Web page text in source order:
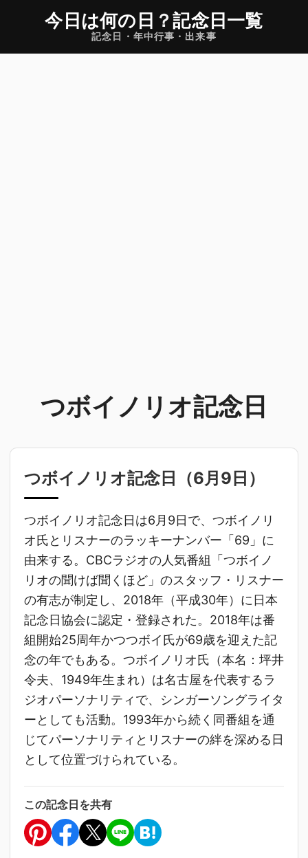
今日は何の日 ？記念日一覧
記念日・年中行事・出来事
つボイノリオ記念日
つボイノリオ記念日（6月9日 ）
つボイノリオ記念日は6月9日で、つボイノリ
オ氏とリスナーのラッキーナンバー「69」に
由来する。CBCラジオの人気番組「つボイノ
リオの聞けば聞くほど」のスタッフ・リスナー
の有志が制定し、2018年（平成30年）に日本
記念日協会に認定・登録された。2018年は番
組開始25周年かつつボイ氏が69歳を迎えた記
念の年でもある。つボイノリオ氏（本名：坪井
令夫、1949年生まれ）は名古屋を代表するラ
ジオパーソナリティで、シンガーソングライタ
ーとしても活動。1993年から続く同番組を通
じてパーソナリティとリスナーの絆を深める日
として位置づけられている。
この記念日を共有